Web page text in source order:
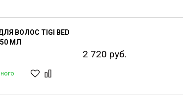
ВОЛОС TIGI BED
МЛ
2 720 руб.